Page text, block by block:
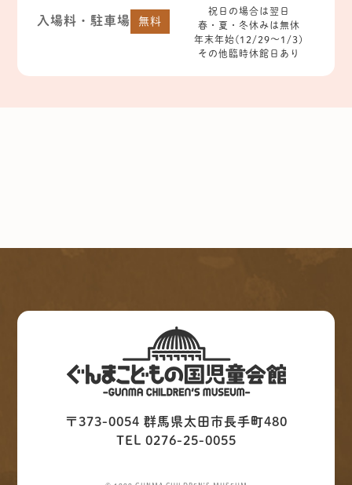
入場料・駐車場 無料
祝日の場合は翌日
春・夏・冬休みは無休
年末年始(12/29～1/3)
その他臨時休館日あり
〒373-0054 群馬県太田市長手町480
TEL 0276-25-0055